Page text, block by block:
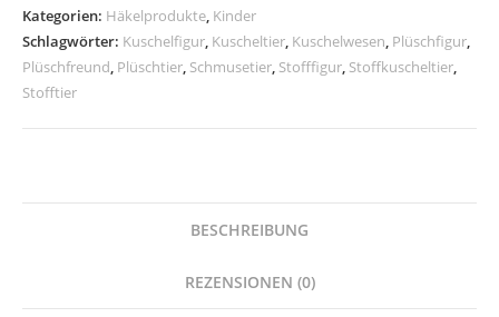
Kategorien: Häkelprodukte, Kinder
Schlagwörter: Kuschelfigur, Kuscheltier, Kuschelwesen, Plüschfigur,
Plüschfreund, Plüschtier, Schmusetier, Stofffigur, Stoffkuscheltier,
Stofftier
BESCHREIBUNG
REZENSIONEN (0)